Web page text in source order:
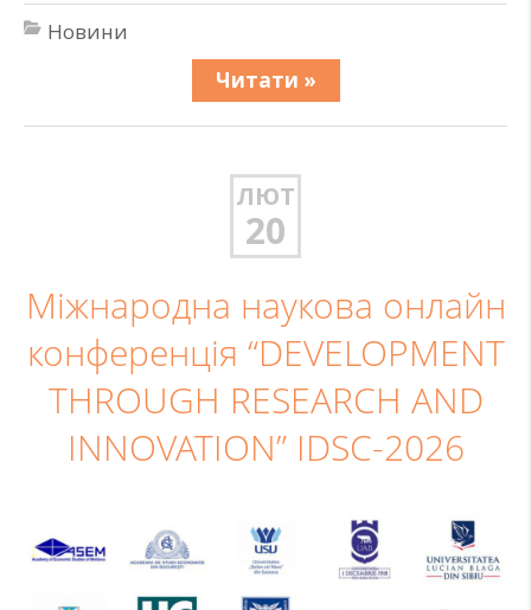
Новини
Читати »
ЛЮТ
20
Міжнародна наукова онлайн
конференція “DEVELOPMENT
THROUGH RESEARCH AND
INNOVATION” IDSC-2026